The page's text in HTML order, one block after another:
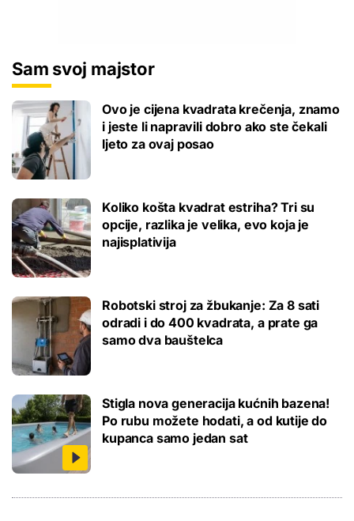
Sam svoj majstor
Ovo je cijena kvadrata krečenja, znamo
i jeste li napravili dobro ako ste čekali
ljeto za ovaj posao
Koliko košta kvadrat estriha? Tri su
opcije, razlika je velika, evo koja je
najisplativija
Robotski stroj za žbukanje: Za 8 sati
odradi i do 400 kvadrata, a prate ga
samo dva bauštelca
Stigla nova generacija kućnih bazena!
Po rubu možete hodati, a od kutije do
kupanca samo jedan sat